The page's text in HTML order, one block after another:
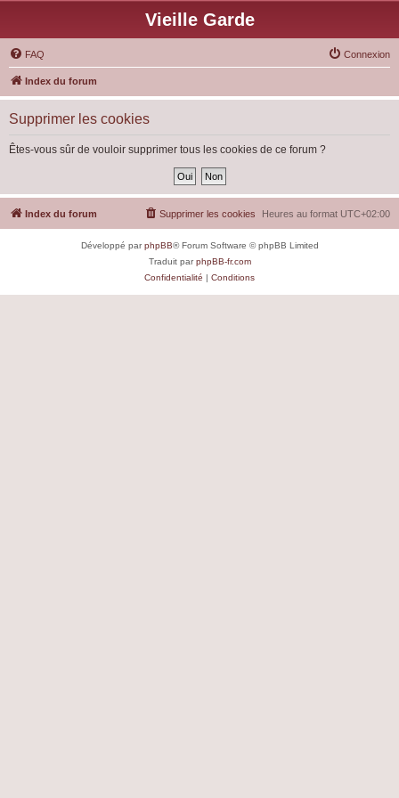
Vieille Garde
FAQ Connexion
Index du forum
Supprimer les cookies
Êtes-vous sûr de vouloir supprimer tous les cookies de ce forum ?
Index du forum Heures au format UTC+02:00
Supprimer les cookies
Développé parphpBB® Forum Software © phpBB Limited
Traduit parphpBB-fr.com
Confidentialité | Conditions